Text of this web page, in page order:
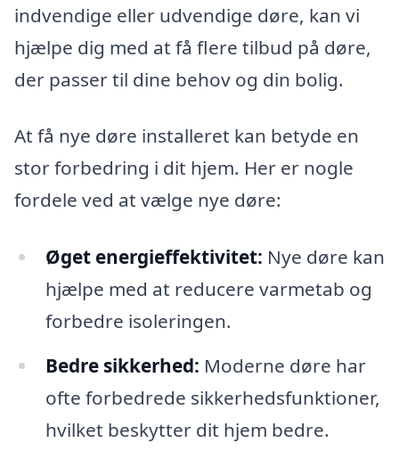
indvendige eller udvendige døre, kan vi
hjælpe dig med at få flere tilbud på døre,
der passer til dine behov og din bolig.
At få nye døre installeret kan betyde en
stor forbedring i dit hjem. Her er nogle
fordele ved at vælge nye døre:
Øget energieffektivitet: Nye døre kan
hjælpe med at reducere varmetab og
forbedre isoleringen.
Bedre sikkerhed: Moderne døre har
ofte forbedrede sikkerhedsfunktioner,
hvilket beskytter dit hjem bedre.